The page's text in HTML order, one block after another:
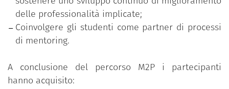
pari, coinvolgimento degli studenti, utilizzo di
procedure e dispositivi di analisi, …);
una fase di supervisione come spazio di
rielaborazione personale e di gruppo utile per
rafforzare i livelli di consapevolezza in merito
agli approcci relazionali, ai valori e alle
delle professionalità implicate;
Coinvolgere gli studenti come partner di processi
di mentoring.
A conclusione del percorso M2P i partecipanti
hanno acquisito: